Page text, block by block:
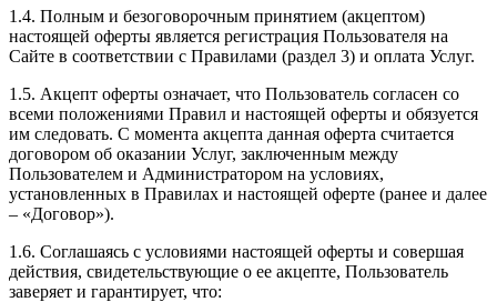
1.4. Полным и безоговорочным принятием (акцептом)
настоящей оферты является регистрация Пользователя на
Сайте в соответствии с Правилами (раздел 3) и оплата Услуг.
1.5. Акцепт оферты означает, что Пользователь согласен со
всеми положениями Правил и настоящей оферты и обязуется
им следовать. С момента акцепта данная оферта считается
договором об оказании Услуг, заключенным между
Пользователем и Администратором на условиях,
установленных в Правилах и настоящей оферте (ранее и далее
– «Договор»).
1.6. Соглашаясь с условиями настоящей оферты и совершая
действия, свидетельствующие о ее акцепте, Пользователь
заверяет и гарантирует, что: